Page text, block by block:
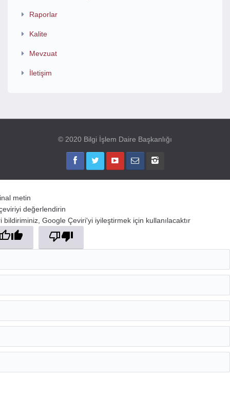
Raporlar
Kalite
Mevzuat
İletişim
© 2020 Bilgi İşlem Daire Başkanlığı
metin
değerlendirin
bildiriminiz, Google Çeviri'yi iyileştirmek için kullanılacaktır